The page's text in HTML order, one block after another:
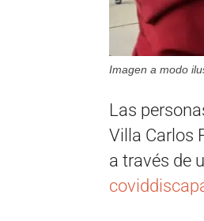
Imagen a modo
Las
Villa Carlos
a través de